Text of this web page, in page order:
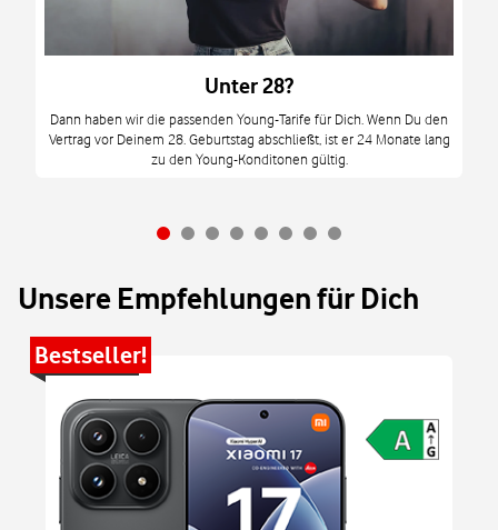
Unter 28?
Dann haben wir die passenden Young-Tarife für Dich. Wenn Du den
Vertrag vor Deinem 28. Geburtstag abschließt, ist er 24 Monate lang
zu den Young-Konditonen gültig.
Unsere Empfehlungen für Dich
Bestseller!